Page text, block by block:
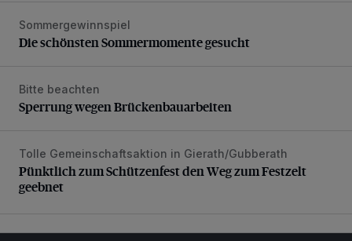
Die schönsten Sommermomente gesucht
Sommergewinnspiel
Die schönsten Sommermomente gesucht
Sperrung wegen Brückenbauarbeiten
Bitte beachten
Sperrung wegen Brückenbauarbeiten
Pünktlich zum Schützenfest den Weg zum Festzelt
Tolle Gemeinschaftsaktion in Gierath/Gubberath
Pünktlich zum Schützenfest den Weg zum Festzelt
geebnet